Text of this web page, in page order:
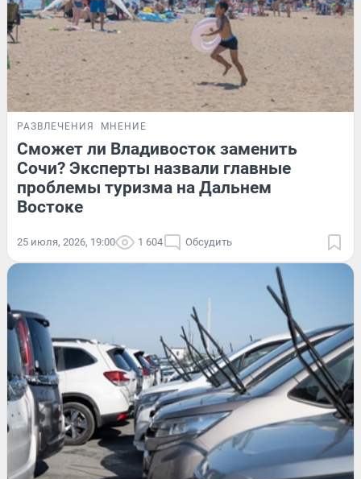
РАЗВЛЕЧЕНИЯ МНЕНИЕ
Сможет ли Владивосток заменить
Сочи? Эксперты назвали главные
проблемы туризма на Дальнем
Востоке
25 июля, 2026, 19:00 1 604 Обсудить